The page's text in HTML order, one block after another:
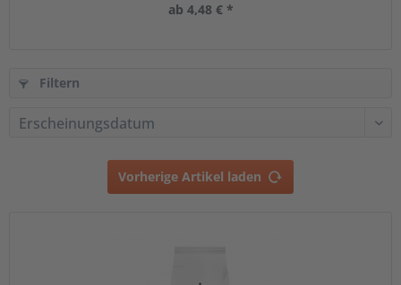
ab 4,48 € *
Filtern
Vorherige Artikel laden